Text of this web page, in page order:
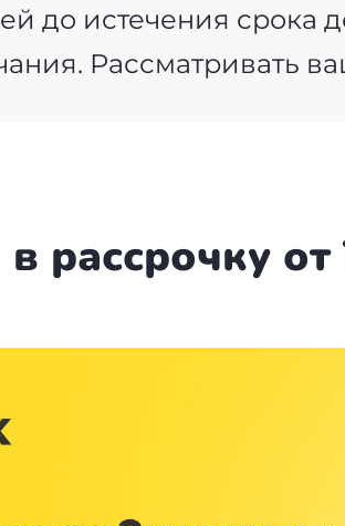
до истечения срока
Рассматривать
рассрочку